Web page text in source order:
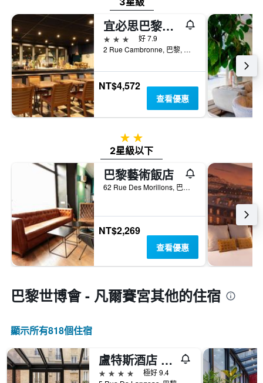
宜必思巴黎埃菲爾鐵塔酒店
3星級
好 7.9
2 Rue Cambronne, 巴黎, 法國
NT$4,572
查看優惠
2星級
2星級以下
巴黎藝術飯店
62 Rue Des Morillons, 巴黎, 法國
NT$2,269
查看優惠
巴黎世博會 - 凡爾賽宮​其他的住宿
顯示所有818​個住宿
盧特斯酒店 - 巴黎
4星級
極好 9.4